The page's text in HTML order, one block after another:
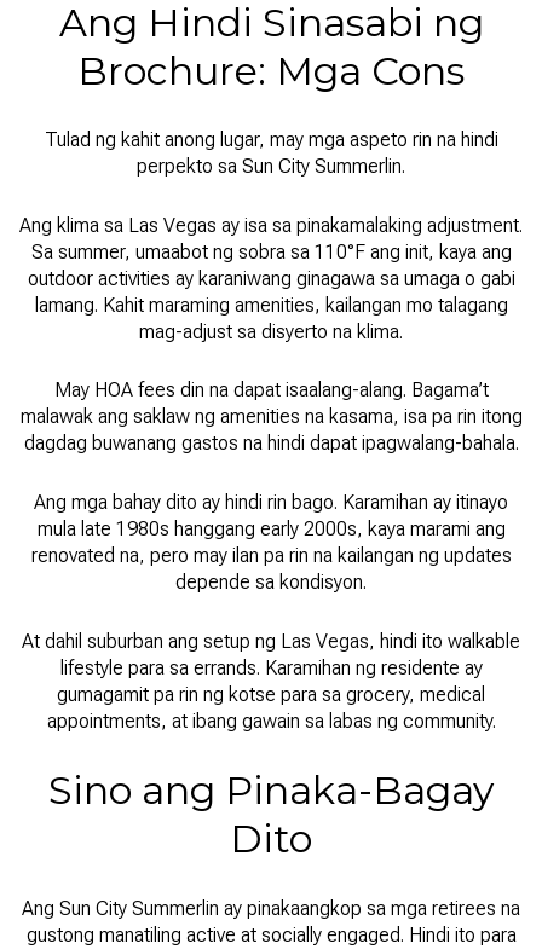
Ang Hindi Sinasabi ng
Brochure: Mga Cons
Tulad ng kahit anong lugar, may mga aspeto rin na hindi
perpekto sa Sun City Summerlin.
Ang klima sa Las Vegas ay isa sa pinakamalaking adjustment.
Sa summer, umaabot ng sobra sa 110°F ang init, kaya ang
outdoor activities ay karaniwang ginagawa sa umaga o gabi
lamang. Kahit maraming amenities, kailangan mo talagang
mag-adjust sa disyerto na klima.
May HOA fees din na dapat isaalang-alang. Bagama’t
malawak ang saklaw ng amenities na kasama, isa pa rin itong
dagdag buwanang gastos na hindi dapat ipagwalang-bahala.
Ang mga bahay dito ay hindi rin bago. Karamihan ay itinayo
mula late 1980s hanggang early 2000s, kaya marami ang
renovated na, pero may ilan pa rin na kailangan ng updates
depende sa kondisyon.
At dahil suburban ang setup ng Las Vegas, hindi ito walkable
lifestyle para sa errands. Karamihan ng residente ay
gumagamit pa rin ng kotse para sa grocery, medical
appointments, at ibang gawain sa labas ng community.
Sino ang Pinaka-Bagay
Dito
Ang Sun City Summerlin ay pinakaangkop sa mga retirees na
gustong manatiling active at socially engaged. Hindi ito para